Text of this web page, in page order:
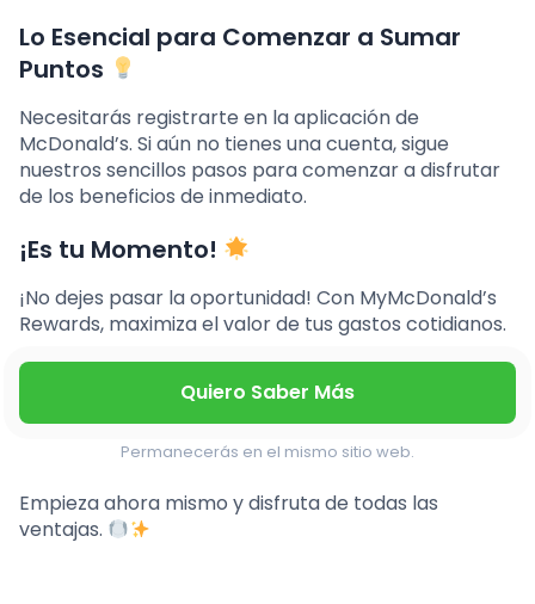
Lo Esencial para Comenzar a Sumar
Puntos
Necesitarás registrarte en la aplicación de
McDonald’s. Si aún no tienes una cuenta, sigue
nuestros sencillos pasos para comenzar a disfrutar
de los beneficios de inmediato.
¡Es tu Momento!
¡No dejes pasar la oportunidad! Con MyMcDonald’s
Rewards, maximiza el valor de tus gastos cotidianos.
Quiero Saber Más
Permanecerás en el mismo sitio web.
Empieza ahora mismo y disfruta de todas las
ventajas.